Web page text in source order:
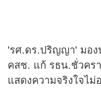
'รศ.ดร.ปริญญา' มอ
คสช. แก้ รธน.ชั่วคร
แสดงความจริงใจไม่